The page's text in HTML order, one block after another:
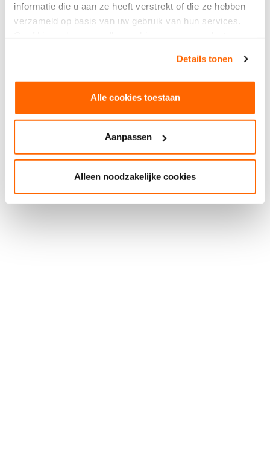
informatie die u aan ze heeft verstrekt of die ze hebben
verzameld op basis van uw gebruik van hun services.
Details tonen
Alle cookies toestaan
Aanpassen
Alleen noodzakelijke cookies